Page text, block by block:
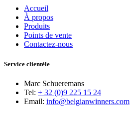
Accueil
À propos
Produits
Points de vente
Contactez-nous
Service clientèle
Marc Schueremans
Tel: + 32 (0)9 225 15 24
Email: info@belgianwinners.com